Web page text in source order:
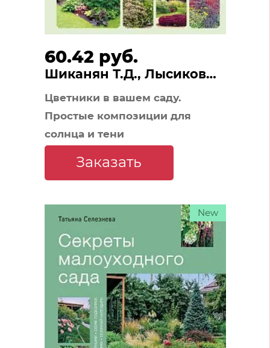
60.42 руб.
Шиканян Т.Д., Лысиков
А.Б.
Цветники в вашем саду.
Простые композиции для
солнца и тени
Заказать
New